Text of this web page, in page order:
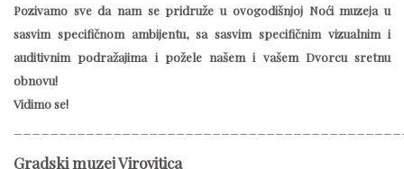
Pozivamo sve da nam se pridruže u ovogodišnjoj Noći muzeja u
sasvim specifičnom ambijentu, sa sasvim specifičnim vizualnim i
auditivnim podražajima i požele našem i vašem Dvorcu sretnu
obnovu!
Vidimo se!
Gradski muzej Virovitica